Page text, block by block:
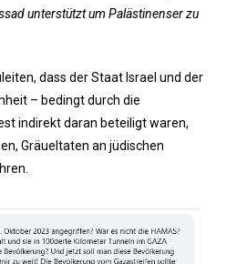
unterstützt um Palästinenser zu
dass der Staat Israel und der
– bedingt durch die
indirekt daran beteiligt waren,
Gräueltaten an jüdischen